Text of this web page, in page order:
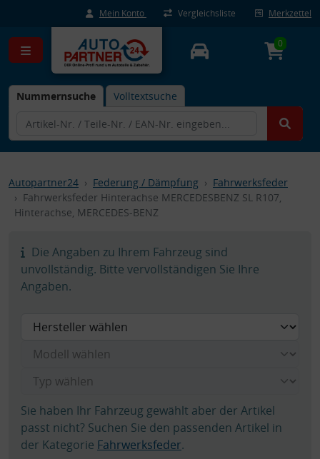
Mein Konto Vergleichsliste Merkzettel
Nummernsuche Volltextsuche
0
Autopartner24 Federung / Dämpfung
Fahrwerksfeder
Fahrwerksfeder Hinterachse MERCEDESBENZ SL R107,
Hinterachse, MERCEDES-BENZ
Die Angaben zu Ihrem Fahrzeug sind
unvollständig. Bitte vervollständigen Sie Ihre
Angaben.
Sie haben Ihr Fahrzeug gewählt aber der Artikel
passt nicht? Suchen Sie den passenden Artikel in
der Kategorie Fahrwerksfeder.